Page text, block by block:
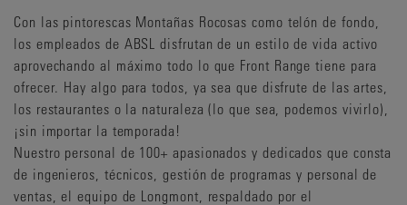
Con las pintorescas Montañas Rocosas como telón de fondo,
los empleados de ABSL disfrutan de un estilo de vida activo
aprovechando al máximo todo lo que Front Range tiene para
ofrecer. Hay algo para todos, ya sea que disfrute de las artes,
los restaurantes o la naturaleza (lo que sea, podemos vivirlo),
¡sin importar la temporada!
Nuestro personal de 100+ apasionados y dedicados que consta
de ingenieros, técnicos, gestión de programas y personal de
ventas, el equipo de Longmont, respaldado por el